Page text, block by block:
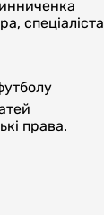
права.